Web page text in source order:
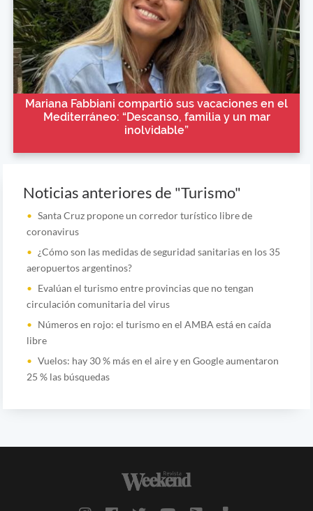
Mariana Fabbiani compartió sus vacaciones en el
Mediterráneo: “Descanso, familia y un mar
inolvidable”
Noticias anteriores de "Turismo"
Santa Cruz propone un corredor turístico libre de
coronavirus
¿Cómo son las medidas de seguridad sanitarias en los 35
aeropuertos argentinos?
Evalúan el turismo entre provincias que no tengan
circulación comunitaria del virus
Números en rojo: el turismo en el AMBA está en caída
libre
Vuelos: hay 30 % más en el aire y en Google aumentaron
25 % las búsquedas